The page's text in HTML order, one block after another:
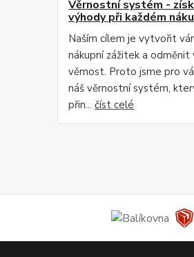
Věrnostní systém -
výhody při každém
Naším cílem je vytvořit
nákupní zážitek a odměnit
věrnost. Proto jsme pro
náš věrnostní systém,
přin...číst celé